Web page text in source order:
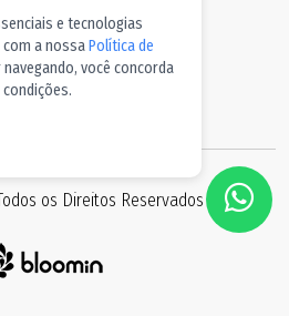
3965-8747
91247-4991
os Direitos Reservados
e tecnologias
com a nossaPolítica de
você concorda